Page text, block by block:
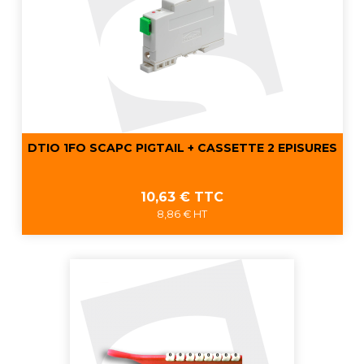
DTIO 1FO SCAPC PIGTAIL + CASSETTE 2 EPISURES
Prix
10,63 € TTC
8,86 € HT